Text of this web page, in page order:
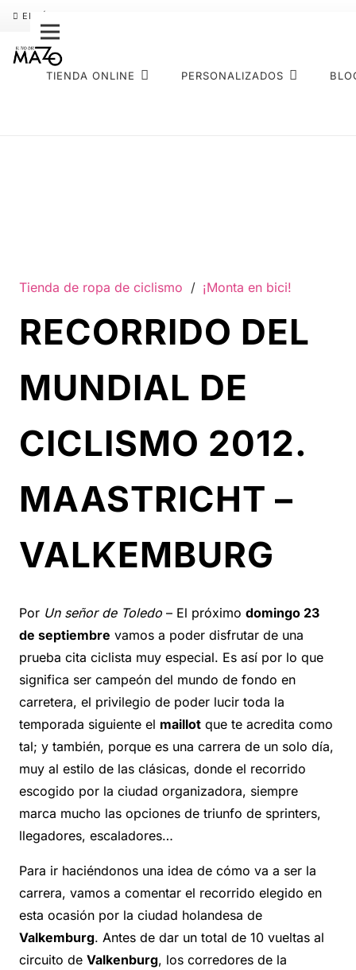
ENVÍO GRATIS
TIENDA ONLINE PERSONALIZADOS
Tienda de ropa de ciclismo / ¡Monta en bici!
RECORRIDO DEL
MUNDIAL DE
CICLISMO 2012.
MAASTRICHT –
VALKEMBURG
Por Un señor de Toledo – El próximo domingo 23
de septiembre vamos a poder disfrutar de una
prueba cita ciclista muy especial. Es así por lo que
significa ser campeón del mundo de fondo en
carretera, el privilegio de poder lucir toda la
temporada siguiente el maillot que te acredita como
tal; y también, porque es una carrera de un solo día,
muy al estilo de las clásicas, donde el recorrido
escogido por la ciudad organizadora, siempre
marca mucho las opciones de triunfo de sprinters,
llegadores, escaladores…
Para ir haciéndonos una idea de cómo va a ser la
carrera, vamos a comentar el recorrido elegido en
esta ocasión por la ciudad holandesa de
Valkemburg. Antes de dar un total de 10 vueltas al
circuito de Valkenburg, los corredores de la